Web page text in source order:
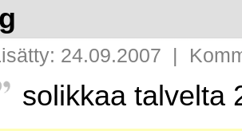
24.09.2007 |
solikkaa talvelta